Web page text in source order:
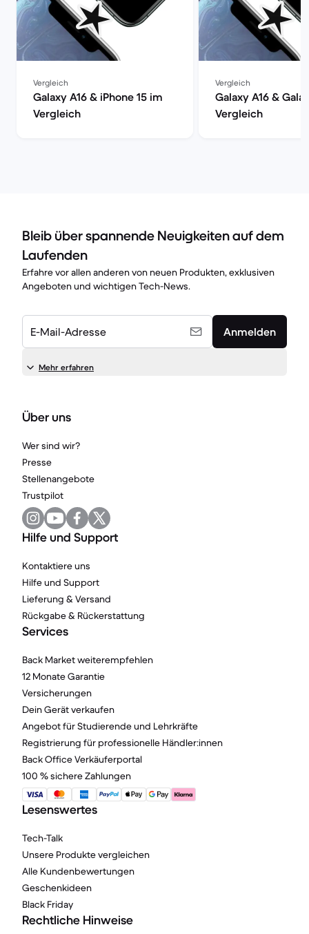
Vergleich
Galaxy A16 & iPhone 15 im
Vergleich
Vergleich
Galaxy A16 &
Vergleich
Bleib über spannende Neuigkeiten auf dem
Laufenden
Erfahre vor allen anderen von neuen Produkten, exklusiven
Angeboten und wichtigen Tech-News.
E-Mail-Adresse Anmelden
Mehr erfahren
Über uns
Wer sind wir?
Presse
Stellenangebote
Trustpilot
Hilfe und Support
Kontaktiere uns
Hilfe und Support
Lieferung & Versand
Rückgabe & Rückerstattung
Services
Back Market weiterempfehlen
12 Monate Garantie
Versicherungen
Dein Gerät verkaufen
Angebot für Studierende und Lehrkräfte
Registrierung für professionelle Händler:innen
Back Office Verkäuferportal
100 % sichere Zahlungen
Lesenswertes
Tech-Talk
Unsere Produkte vergleichen
Alle Kundenbewertungen
Geschenkideen
Black Friday
Rechtliche Hinweise